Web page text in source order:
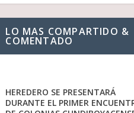
LO MAS COMPARTIDO &
COMENTADO
HEREDERO SE PRESENTARÁ
DURANTE EL PRIMER